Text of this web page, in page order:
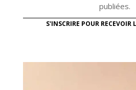
publiées.
S'INSCRIRE POUR RECEVOIR